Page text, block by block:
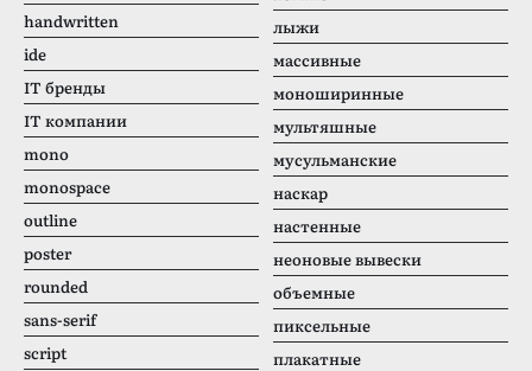
handwritten
ide
IT бренды
IT компании
mono
monospace
outline
poster
rounded
sans-serif
script
лыжи
массивные
моноширинные
мультяшные
мусульманские
наскар
настенные
неоновые вывески
объемные
пиксельные
плакатные